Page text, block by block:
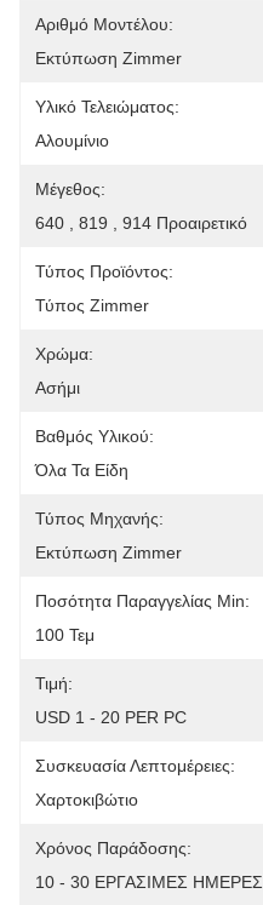
Αριθμό Μοντέλου:
Εκτύπωση Zimmer
Υλικό Τελειώματος:
Αλουμίνιο
Μέγεθος:
640 , 819 , 914 Προαιρετικό
Τύπος Προϊόντος:
Τύπος Zimmer
Χρώμα:
Ασήμι
Βαθμός Υλικού:
Όλα Τα Είδη
Τύπος Μηχανής:
Εκτύπωση Zimmer
Ποσότητα Παραγγελίας Min:
100 Τεμ
Τιμή:
USD 1 - 20 PER PC
Συσκευασία Λεπτομέρειες:
Χαρτοκιβώτιο
Χρόνος Παράδοσης:
10 - 30 ΕΡΓΑΣΙΜΕΣ ΗΜΕΡΕΣ